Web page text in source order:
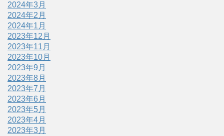
2024年3月
2024年2月
2024年1月
2023年12月
2023年11月
2023年10月
2023年9月
2023年8月
2023年7月
2023年6月
2023年5月
2023年4月
2023年3月